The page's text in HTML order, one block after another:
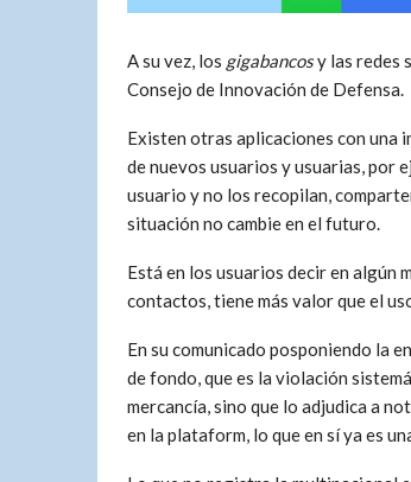
A su vez, los gigabancosy las redes
Consejo de Innovación de Defensa.
Existen otras aplicaciones con una
de nuevos usuarios y usuarias, por
usuario y no los recopilan,
situación no cambie en el futuro.
Está en los usuarios decir en algún
contactos, tiene más valor que el
En su comunicado posponiendo la
de fondo, que es la violación
mercancía, sino que lo adjudica a
en la plataform, lo que en sí ya es